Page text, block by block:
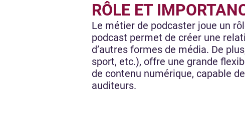
RÔLE ET
Le métier de podcaster joue un
podcast permet de créer une
d’autres formes de média. De
sport, etc.), offre une grande
de contenu numérique, capable
auditeurs.